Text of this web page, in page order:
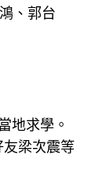
、郭台
地求學。
梁次震等